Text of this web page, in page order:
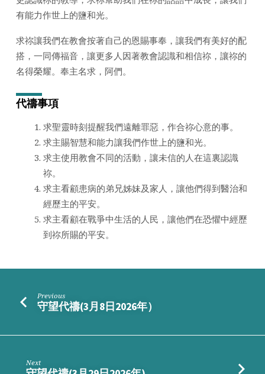
有能力作世上的鹽和光。
求祢讓我們在教會按著自己的恩賜事奉，讓我們有美好的配
搭，一同傳福音，讓更多人因著教會認識和相信祢，讓祢的
名得榮耀。奉主名求，阿們。
代禱事項
求聖靈時刻提醒我們遠離罪惡，作合祢心意的事。
求主賜智慧和能力讓我們作世上的鹽和光。
求主使用教會不同的活動，讓未信的人在這裏認識
祢。
求主看顧患病的弟兄姊妹及家人，讓他們得到醫治和
經歷主的平安。
求主看顧在戰爭中生活的人民，讓他們在恐懼中經歷
到祢所賜的平安。
Previous
守望代禱(3月8日2026年）
Next